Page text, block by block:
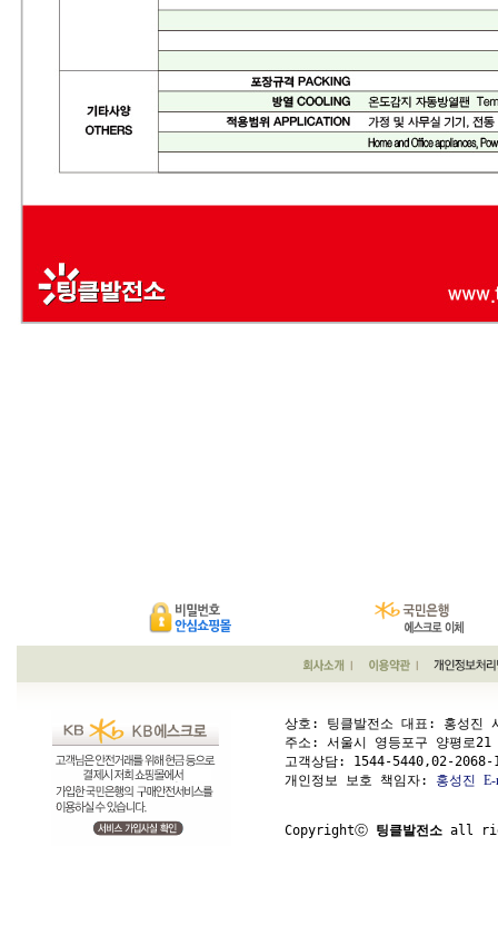
상호: 팅클발전소 대표: 홍성
주소: 서울시 영등포구 양평
고객상담: 1544-5440,02-
개인정보 보호 책임자: 홍성진
Copyrightⓒ 팅클발전소 all